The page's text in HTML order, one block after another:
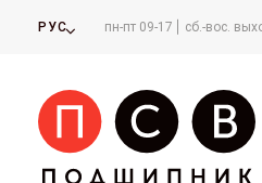
РУС пн-пт 09-17 сб.-вос.